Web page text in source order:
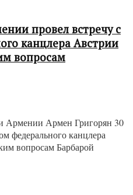
провел встречу с
канцлера Австрии
вопросам
Армении Армен Григорян 30
федерального канцлера
вопросам Барбарой